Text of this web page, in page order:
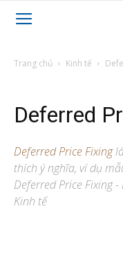
Trang chủ Kinh tế
Deferred
Deferred Price Fixing
thích ý nghĩa, ví dụ
Deferred Price Fixing
Kinh tế